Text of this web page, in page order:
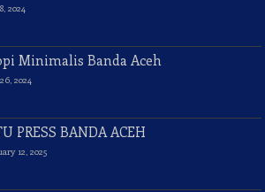
2024
Minimalis Banda Aceh
2024
PRESS BANDA ACEH
12, 2025